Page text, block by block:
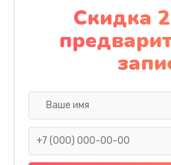
Чистка от
1060
Скидка